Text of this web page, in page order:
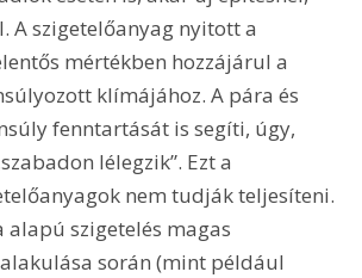
A szigetelőanyag nyitott a
mértékben hozzájárul a
klímájához. A pára és
fenntartását is segíti, úgy,
lélegzik”. Ezt a
nem tudják teljesíteni.
alapú szigetelés magas
során (mint például